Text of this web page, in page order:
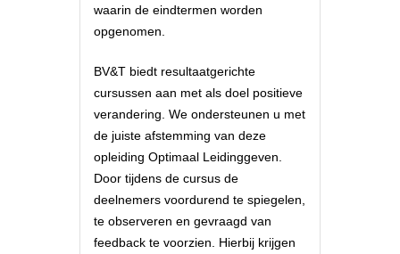
waarin de eindtermen worden
opgenomen.
BV&T biedt resultaatgerichte
cursussen aan met als doel positieve
verandering. We ondersteunen u met
de juiste afstemming van deze
opleiding Optimaal Leidinggeven.
Door tijdens de cursus de
deelnemers voordurend te spiegelen,
te observeren en gevraagd van
feedback te voorzien. Hierbij krijgen